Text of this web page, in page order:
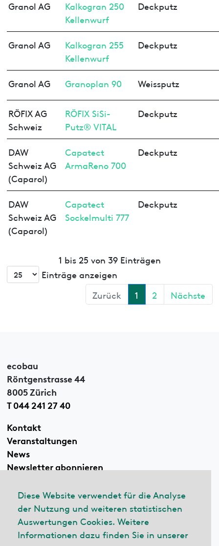
Diese Website verwendet für die Analyse
der Nutzung und weiteren statistischen
Auswertungen Cookies. Weitere
Informationen dazu finden Sie in unserer
Granol AG
Kalkogran 250
Kellenwurf
Deckputz
Granol AG
Kalkogran 255
Kellenwurf
Deckputz
Granol AG Granoplan 90 Weissputz
RÖFIX AG
Schweiz
RÖFIX SiSi-
Putz® VITAL
Deckputz
DAW
Schweiz AG
(Caparol)
Capatect
ArmaReno 700
Deckputz
DAW
Schweiz AG
(Caparol)
Capatect
Sockelmulti 777
Deckputz
1 bis 25 von 39 Einträgen
Einträge anzeigen
Zurück
1 2 Nächste
ecobau
Röntgenstrasse 44
8005 Zürich
T 044 241 27 40
Kontakt
Veranstaltungen
News
Newsletter abonnieren
Linkedin